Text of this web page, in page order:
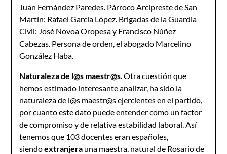
Juan Fernández Paredes. Párroco Arcipreste de San
Martín: Rafael García López. Brigadas de la Guardia
Civil: José Novoa Oropesa y Francisco Núñez
Cabezas. Persona de orden, el abogado Marcelino
González Haba.
Naturaleza de l@s maestr@s. Otra cuestión que
hemos estimado interesante analizar, ha sido la
naturaleza de l@s maestr@s ejercientes en el partido,
por cuanto este dato puede entender como un factor
de compromiso y de relativa estabilidad laboral. Así
tenemos que 103 docentes eran españoles,
siendoextranjera una maestra, natural de Rosario de